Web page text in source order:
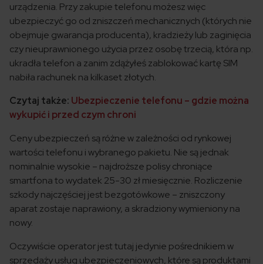
urządzenia. Przy zakupie telefonu możesz więc
ubezpieczyć go od zniszczeń mechanicznych (których nie
obejmuje gwarancja producenta), kradzieży lub zaginięcia
czy nieuprawnionego użycia przez osobę trzecią, która np.
ukradła telefon a zanim zdążyłeś zablokować kartę SIM
nabiła rachunek na kilkaset złotych.
Czytaj także: Ubezpieczenie telefonu – gdzie można
wykupić i przed czym chroni
Ceny ubezpieczeń są różne w zależności od rynkowej
wartości telefonu i wybranego pakietu. Nie są jednak
nominalnie wysokie – najdroższe polisy chroniące
smartfona to wydatek 25-30 zł miesięcznie. Rozliczenie
szkody najczęściej jest bezgotówkowe – zniszczony
aparat zostaje naprawiony, a skradziony wymieniony na
nowy.
Oczywiście operator jest tutaj jedynie pośrednikiem w
sprzedaży usług ubezpieczeniowych, które są produktami